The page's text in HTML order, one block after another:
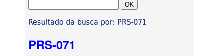
Resultado da busca por: PRS-071
PRS-071